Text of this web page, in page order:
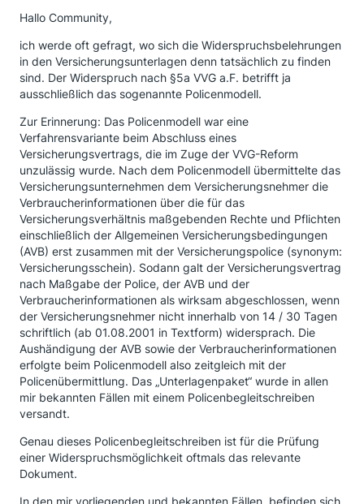
Hallo Community,
ich werde oft gefragt, wo sich die Widerspruchsbelehrungen
in den Versicherungsunterlagen denn tatsächlich zu finden
sind. Der Widerspruch nach §5a VVG a.F. betrifft ja
ausschließlich das sogenannte Policenmodell.
Zur Erinnerung: Das Policenmodell war eine
Verfahrensvariante beim Abschluss eines
Versicherungsvertrags, die im Zuge der VVG-Reform
unzulässig wurde. Nach dem Policenmodell übermittelte das
Versicherungsunternehmen dem Versicherungsnehmer die
Verbraucherinformationen über die für das
Versicherungsverhältnis maßgebenden Rechte und Pflichten
einschließlich der Allgemeinen Versicherungsbedingungen
(AVB) erst zusammen mit der Versicherungspolice (synonym:
Versicherungsschein). Sodann galt der Versicherungsvertrag
nach Maßgabe der Police, der AVB und der
Verbraucherinformationen als wirksam abgeschlossen, wenn
der Versicherungsnehmer nicht innerhalb von 14 / 30 Tagen
schriftlich (ab 01.08.2001 in Textform) widersprach. Die
Aushändigung der AVB sowie der Verbraucherinformationen
erfolgte beim Policenmodell also zeitgleich mit der
Policenübermittlung. Das „Unterlagenpaket“ wurde in allen
mir bekannten Fällen mit einem Policenbegleitschreiben
versandt.
Genau dieses Policenbegleitschreiben ist für die Prüfung
einer Widerspruchsmöglichkeit oftmals das relevante
Dokument.
In den mir vorliegenden und bekannten Fällen, befinden sich